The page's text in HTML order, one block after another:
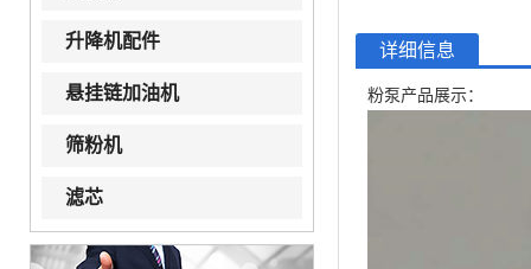
升降机配件
悬挂链加油机
筛粉机
滤芯
详细信息
粉泵产品展示：